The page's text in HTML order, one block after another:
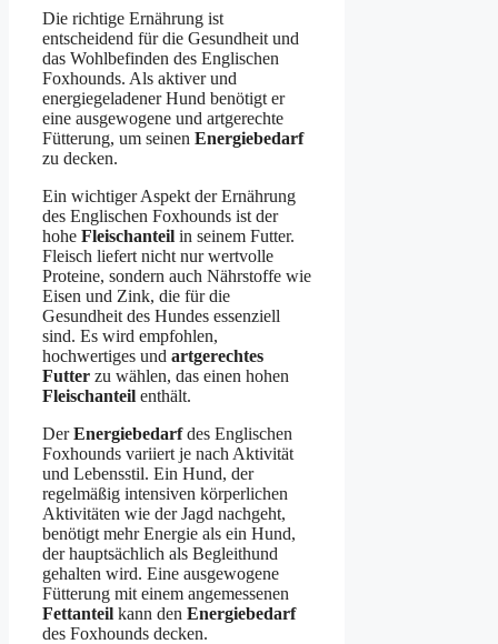
Die richtige Ernährung ist
entscheidend für die Gesundheit und
das Wohlbefinden des Englischen
Foxhounds. Als aktiver und
energiegeladener Hund benötigt er
eine ausgewogene und artgerechte
Fütterung, um seinen Energiebedarf
zu decken.
Ein wichtiger Aspekt der Ernährung
des Englischen Foxhounds ist der
hohe Fleischanteil in seinem Futter.
Fleisch liefert nicht nur wertvolle
Proteine, sondern auch Nährstoffe wie
Eisen und Zink, die für die
Gesundheit des Hundes essenziell
sind. Es wird empfohlen,
hochwertiges und artgerechtes
Futter zu wählen, das einen hohen
Fleischanteil enthält.
DerEnergiebedarfdes Englischen
Foxhounds variiert je nach Aktivität
und Lebensstil. Ein Hund, der
regelmäßig intensiven körperlichen
Aktivitäten wie der Jagd nachgeht,
benötigt mehr Energie als ein Hund,
der hauptsächlich als Begleithund
gehalten wird. Eine ausgewogene
Fütterung mit einem angemessenen
Fettanteil kann den Energiebedarf
des Foxhounds decken.